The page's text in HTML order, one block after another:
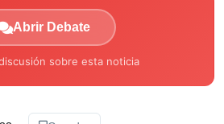
Abrir Debate
sobre esta noticia